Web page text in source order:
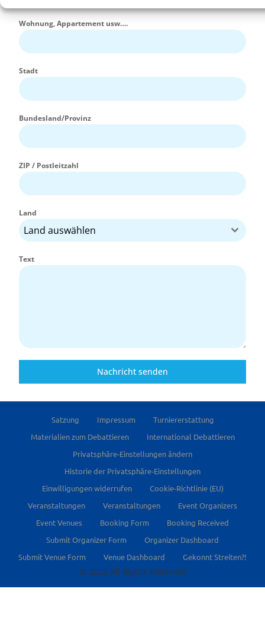
Wohnung, Appartement usw….
Stadt
Bundesland/Provinz
ZIP / Postleitzahl
Land
Land auswählen
Text
Nachricht senden
Satzung Impressum
Turniererstattung
Materialien zum Debattieren
International Debattieren
Privatsphäre-Einstellungen ändern
Historie der Privatsphäre-Einstellungen
Einwilligungen widerrufen
Cookie-Richtlinie (EU)
Veranstaltungen
Veranstaltungen
Event Organizers
Event Venues
Booking Form
Booking Received
Submit Organizer Form
Organizer Dashboard
Submit Venue Form
Venue Dashboard Gekonnt Streiten?!
© 2022 All Rights Reserved